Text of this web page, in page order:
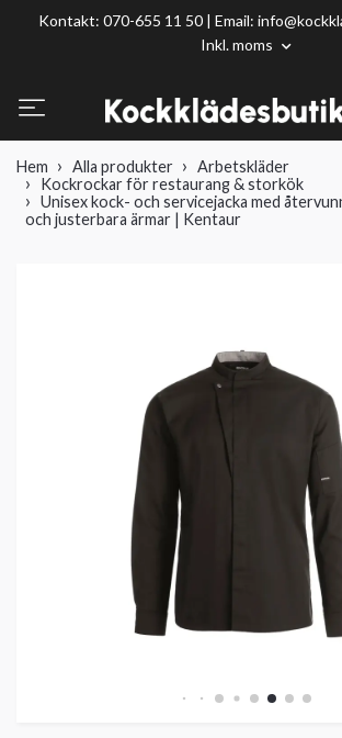
Kontakt: 070-655 11 50 | Email:
Inkl. moms
Hem Alla produkter
Arbetskläder
Kockrockar för restaurang & storkök
Unisex kock- och servicejacka med
och justerbara ärmar | Kentaur